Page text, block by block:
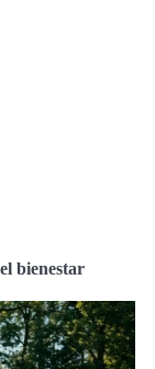
bienestar